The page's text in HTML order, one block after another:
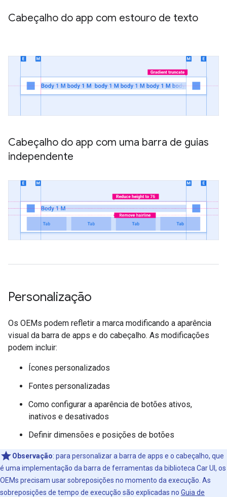
Cabeçalho do app com estouro de texto
Cabeçalho do app com uma barra de guias
independente
Personalização
Os OEMs podem refletir a marca modificando a aparência
visual da barra de apps e do cabeçalho. As modificações
podem incluir:
Ícones personalizados
Fontes personalizadas
Como configurar a aparência de botões ativos,
inativos e desativados
Definir dimensões e posições de botões
Observação: para personalizar a barra de apps e o cabeçalho, que
é uma implementação da barra de ferramentas da biblioteca Car UI, os
OEMs precisam usar sobreposições no momento da execução. As
sobreposições de tempo de execução são explicadas no Guia de